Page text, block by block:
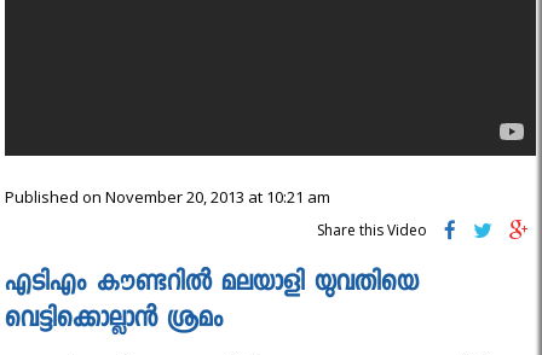
Published on November 20, 2013 at 10:21 am
Share this Video
എടിഎം കൗണ്ടറില്‍ മലയാളി യുവതിയെ
വെട്ടിക്കൊല്ലാന്‍ ശ്രമം